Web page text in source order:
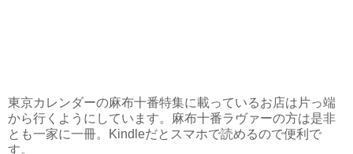
東京カレンダーの麻布十番特集に載っているお店は片っ端
から行くようにしています。麻布十番ラヴァーの方は是非
とも一家に一冊。Kindleだとスマホで読めるので便利で
す。